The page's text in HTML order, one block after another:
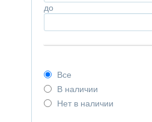
до
Все
В наличии
Нет в наличии